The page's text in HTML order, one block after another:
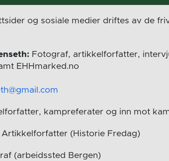
og sosiale medier driftes av de
Fotograf, artikkelforfatter,
EHHmarked.no
kampreferater og inn mot
Artikkelforfatter (Historie Fredag)
(arbeidssted Bergen)